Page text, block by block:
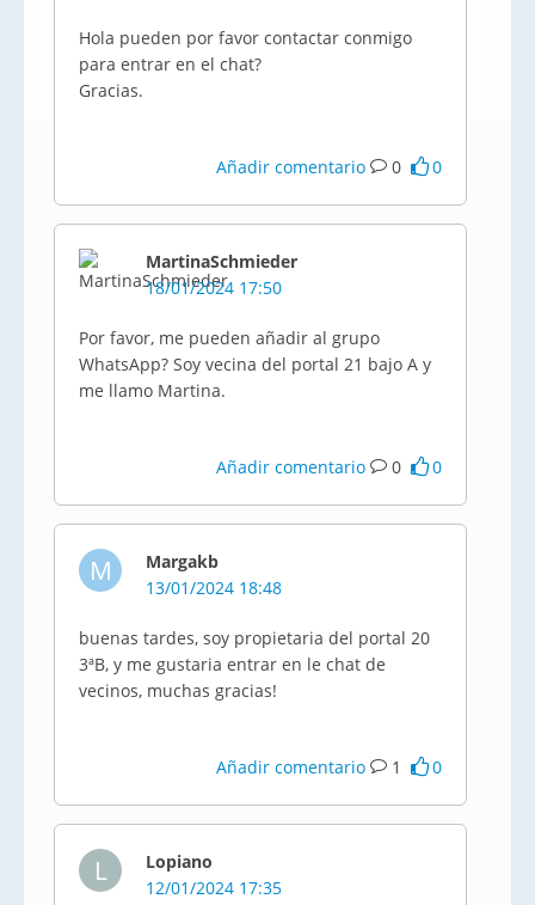
Hola pueden por favor contactar conmigo
para entrar en el chat?
Gracias.
Añadir comentario 0 0
MartinaSchmieder
18/01/2024 17:50
Por favor, me pueden añadir al grupo
WhatsApp? Soy vecina del portal 21 bajo A y
me llamo Martina.
Añadir comentario 0 0
M
Margakb
13/01/2024 18:48
buenas tardes, soy propietaria del portal 20
3ªB, y me gustaria entrar en le chat de
vecinos, muchas gracias!
Añadir comentario 1 0
L
Lopiano
12/01/2024 17:35